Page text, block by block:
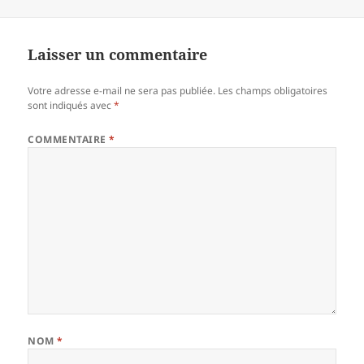
Laisser un commentaire
Votre adresse e-mail ne sera pas publiée. Les champs obligatoires
sont indiqués avec*
COMMENTAIRE*
NOM*